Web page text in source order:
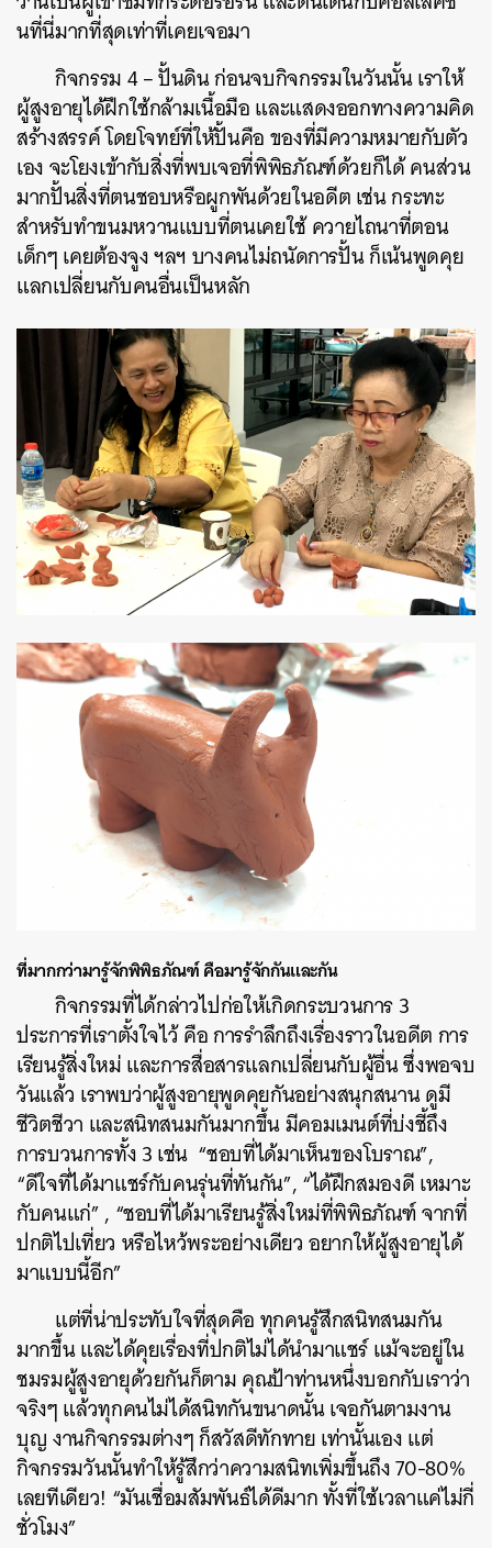
นที่นี่มากที่สุดเท่าที่เคยเจอมา
กิจกรรม 4 –ปั้นดิน ก่อนจบกิจกรรมในวันนั้น เราให้
ผู้สูงอายุได้ฝึกใช้กล้ามเนื้อมือ และแสดงออกทางความคิด
สร้างสรรค์ โดยโจทย์ที่ให้ปั้นคือ ของที่มีความหมายกับตัว
เอง จะโยงเข้ากับสิ่งที่พบเจอที่พิพิธภัณฑ์ด้วยก็ได้ คนส่วน
มากปั้นสิ่งที่ตนชอบหรือผูกพันด้วยในอดีต เช่น กระทะ
สำหรับทำขนมหวานแบบที่ตนเคยใช้ ควายไถนาที่ตอน
เด็กๆ เคยต้องจูง ฯลฯ บางคนไม่ถนัดการปั้น ก็เน้นพูดคุย
แลกเปลี่ยนกับคนอื่นเป็นหลัก
ที่มากกว่ามารู้จักพิพิธภัณฑ์ คือมารู้จักกันและกัน
กิจกรรมที่ได้กล่าวไปก่อให้เกิดกระบวนการ 3
ประการที่เราตั้งใจไว้ คือ การรำลึกถึงเรื่องราวในอดีต การ
เรียนรู้สิ่งใหม่ และการสื่อสารแลกเปลี่ยนกับผู้อื่น ซึ่งพอจบ
วันแล้ว เราพบว่าผู้สูงอายุพูดคุยกันอย่างสนุกสนาน ดูมี
ชีวิตชีวา และสนิทสนมกันมากขึ้น มีคอมเมนต์ที่บ่งชี้ถึง
การบวนการทั้ง 3 เช่น “ชอบที่ได้มาเห็นของโบราณ”,
“ดีใจที่ได้มาแชร์กับคนรุ่นที่ทันกัน”, “ได้ฝึกสมองดี เหมาะ
กับคนแก่” , “ชอบที่ได้มาเรียนรู้สิ่งใหม่ที่พิพิธภัณฑ์ จากที่
ปกติไปเที่ยว หรือไหว้พระอย่างเดียว อยากให้ผู้สูงอายุได้
มาแบบนี้อีก”
แต่ที่น่าประทับใจที่สุดคือ ทุกคนรู้สึกสนิทสนมกัน
มากขึ้น และได้คุยเรื่องที่ปกติไม่ได้นำมาแชร์ แม้จะอยู่ใน
ชมรมผู้สูงอายุด้วยกันก็ตาม คุณป้าท่านหนึ่งบอกกับเราว่า
จริงๆ แล้วทุกคนไม่ได้สนิทกันขนาดนั้น เจอกันตามงาน
บุญ งานกิจกรรมต่างๆ ก็สวัสดีทักทาย เท่านั้นเอง แต่
กิจกรรมวันนั้นทำให้รู้สึกว่าความสนิทเพิ่มขึ้นถึง 70-80%
เลยทีเดียว! “มันเชื่อมสัมพันธ์ได้ดีมาก ทั้งที่ใช้เวลาแค่ไม่กี่
ชั่วโมง”